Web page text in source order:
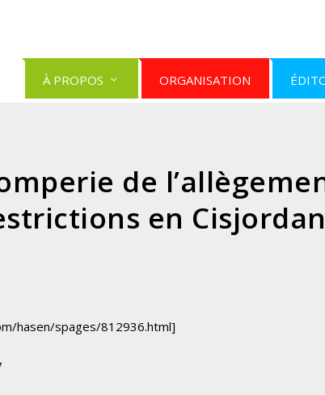
À PROPOS ORGANISATION
de
en
hasen/spages/812936.html]